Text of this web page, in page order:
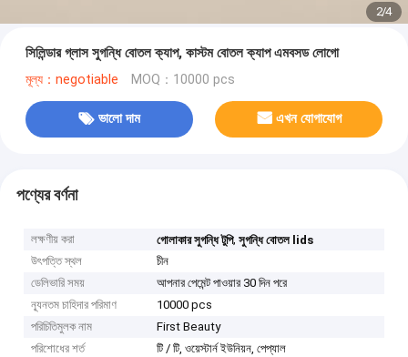
2/4
সিলিন্ডার গ্লাস সুগন্ধি বোতল ক্যাপ, কাস্টম বোতল ক্যাপ এমবসড লোগো
মূল্য：negotiable MOQ：10000 pcs
ভালো দাম এখন যোগাযোগ
পণ্যের বর্ণনা
লক্ষণীয় করা গোলাকার সুগন্ধি টুপি,সুগন্ধি বোতল lids
উৎপত্তি স্থল
চীন
ডেলিভারি সময়
আপনার পেমেন্ট পাওয়ার 30 দিন পরে
ন্যূনতম চাহিদার পরিমাণ
10000 pcs
পরিচিতিমুলক নাম
First Beauty
পরিশোধের শর্ত
টি / টি, ওয়েস্টার্ন ইউনিয়ন, পেপ্যাল